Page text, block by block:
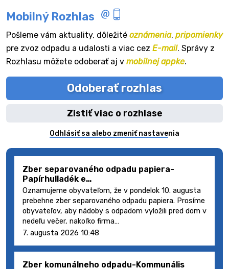
Mobilný Rozhlas
Pošleme vám aktuality, dôležité oznámenia, pripomienky
pre zvoz odpadu a udalosti a viac cez E-mail. Správy z
Rozhlasu môžete odoberať aj v mobilnej appke.
Odoberať rozhlas
Zistiť viac o rozhlase
Odhlásiť sa alebo zmeniť nastavenia
Zber separovaného odpadu papiera-
Papírhulladék e…
Oznamujeme obyvateľom, že v pondelok 10. augusta
prebehne zber separovaného odpadu papiera. Prosíme
obyvateľov, aby nádoby s odpadom vyložili pred dom v
nedeľu večer, nakoľko firma…
7. augusta 2026 10:48
Zber komunálneho odpadu-Kommunális